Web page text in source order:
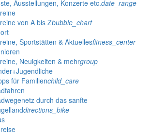
Ausstellungen, Konzerte etc.date_range
von A bis Zbubble_chart
Sportstätten & Aktuellesfitness_center
Neuigkeiten & mehrgroup
für Familienchild_care
durch das sanfte
directions_bike